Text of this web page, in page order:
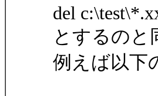
del
とするのと
例えば以下